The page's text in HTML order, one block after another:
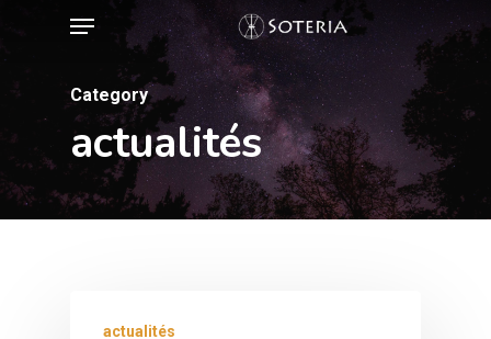
content
Menu
Category
actualités
actualités